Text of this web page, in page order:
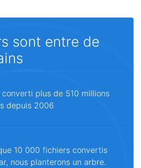
sont entre de
converti plus de 510 millions
depuis 2006
10 000 fichiers convertis
nous planterons un arbre.